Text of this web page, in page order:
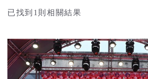
已找到1則相關結果